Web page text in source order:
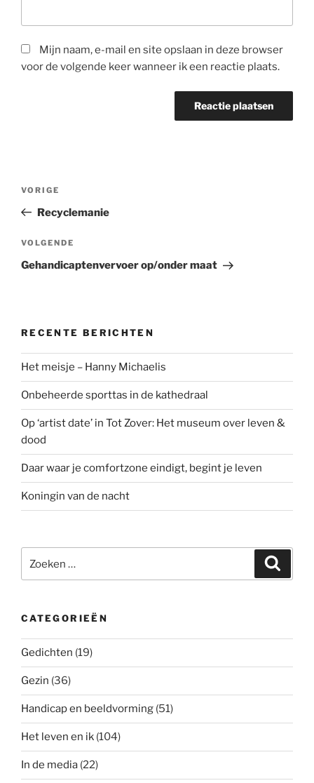
Mijn naam, e-mail en site opslaan in deze browser
voor de volgende keer wanneer ik een reactie plaats.
Bericht
Vorig
bericht
VORIGE
Recyclemanie
Volgend
bericht
VOLGENDE
Gehandicaptenvervoer op/onder maat
RECENTE BERICHTEN
Het meisje – Hanny Michaelis
Onbeheerde sporttas in de kathedraal
Op ‘artist date’ in Tot Zover: Het museum over leven &
dood
Daar waar je comfortzone eindigt, begint je leven
Koningin van de nacht
naar:
CATEGORIEËN
Gedichten (19)
Gezin (36)
Handicap en beeldvorming (51)
Het leven en ik (104)
In de media (22)